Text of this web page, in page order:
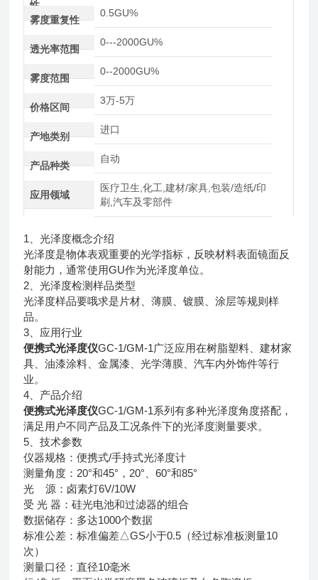
性
雾度重复性
0.5GU%
透光率范围
0---2000GU%
雾度范围
0--2000GU%
价格区间
3万-5万
产地类别
进口
产品种类
自动
应用领域
医疗卫生,化工,建材/家具,包装/造纸/印
刷,汽车及零部件
1、光泽度概念介绍
光泽度是物体表观重要的光学指标，反映材料表面镜面反
射能力，通常使用GU作为光泽度单位。
2、光泽度检测样品类型
光泽度样品要哦求是片材、薄膜、镀膜、涂层等规则样
品。
3、应用行业
便携式光泽度仪GC-1/GM-1广泛应用在树脂塑料、建材家
具、油漆涂料、金属漆、光学薄膜、汽车内外饰件等行
业。
4、产品介绍
便携式光泽度仪GC-1/GM-1系列有多种光泽度角度搭配，
满足用户不同产品及工况条件下的光泽度测量要求。
5、技术参数
仪器规格：便携式/手持式光泽度计
测量角度：20°和45°，20°、60°和85°
光 源：卤素灯6V/10W
受 光 器：硅光电池和过滤器的组合
数据储存：多达1000个数据
标准公差：标准偏差△GS小于0.5（经过标准板测量10
次）
测量口径：直径10毫米